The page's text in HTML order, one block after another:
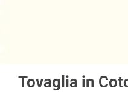
Tovaglia in